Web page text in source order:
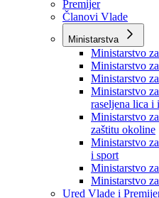
Vlada
Vlada BPK Goražde
Premijer
Članovi Vlade
Ministarstva
Ministarstvo
Ministarstvo
Ministarstvo
Ministarstvo
raseljena lica i
Ministarstvo
zaštitu okoline
Ministarstvo
i sport